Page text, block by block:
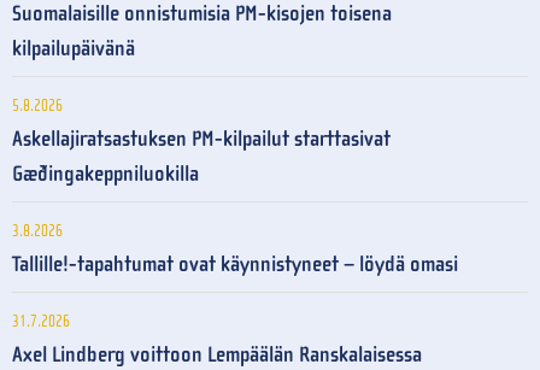
Suomalaisille onnistumisia PM-kisojen toisena
kilpailupäivänä
5.8.2026
Askellajiratsastuksen PM-kilpailut starttasivat
Gæðingakeppniluokilla
3.8.2026
Tallille!-tapahtumat ovat käynnistyneet – löydä omasi
31.7.2026
Axel Lindberg voittoon Lempäälän Ranskalaisessa